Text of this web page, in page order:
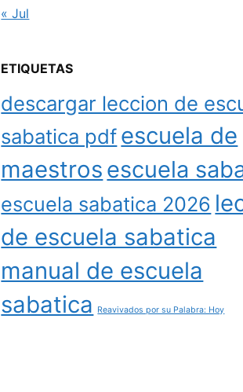
« Jul
ETIQUETAS
descargar leccion de
sabatica pdfescuela de
maestros escuela
escuela sabatica 2026
de escuela sabatica
manual de escuela
sabatica
Reavivados por su Palabra: Hoy